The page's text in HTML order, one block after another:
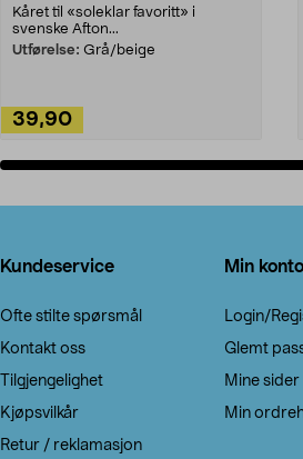
Kåret til «soleklar favoritt» i
svenske Afton...
Utførelse: Grå/beige
39,90
Kundeservice
Ofte stilte spørsmål
Kontakt oss
Tilgjengelighet
Kjøpsvilkår
Retur / reklamasjon
Min konto
Login/
Glemt
Mine sider
Min